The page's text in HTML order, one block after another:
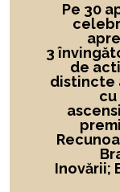
Pe 30
3
de
distincte
cu
Inovării;